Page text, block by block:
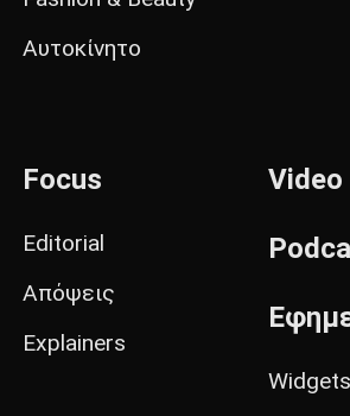
Αυτοκίνητο
Focus
Editorial
Απόψεις
Explainers
Video
Widgets